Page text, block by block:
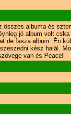
albuma és
jó album volt cska
de fasza album. Én
kész halál.
van és Peace!